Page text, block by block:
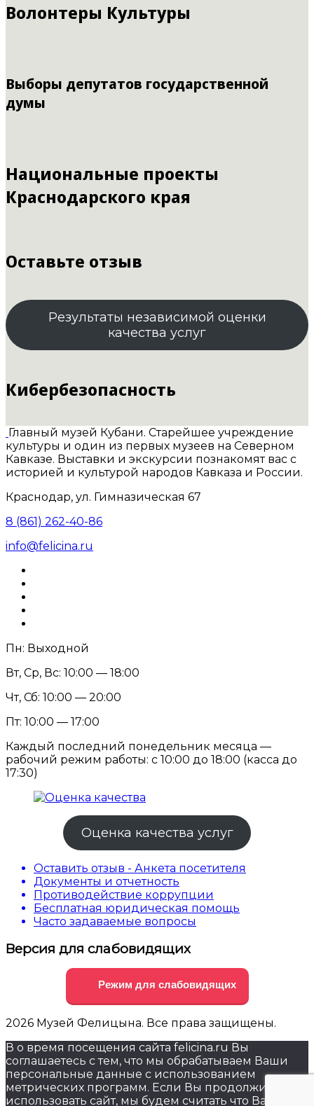
Волонтеры Культуры
Выборы депутатов государственной
думы
Национальные проекты
Краснодарского края
Оставьте отзыв
Результаты независимой оценки
качества услуг
Кибербезопасность
Главный музей Кубани. Старейшее учреждение
культуры и один из первых музеев на Северном
Кавказе. Выставки и экскурсии познакомят вас с
историей и культурой народов Кавказа и России.
Краснодар, ул. Гимназическая 67
8 (861) 262-40-86
info@felicina.ru
Пн: Выходной
Вт, Ср, Вс: 10:00 — 18:00
Чт, Сб: 10:00 — 20:00
Пт: 10:00 — 17:00
Каждый последний понедельник месяца —
рабочий режим работы: с 10:00 до 18:00 (касса до
17:30)
Оценка качества услуг
Оставить отзыв - Анкета посетителя
Документы и отчетность
Противодействие коррупции
Бесплатная юридическая помощь
Часто задаваемые вопросы
Версия для слабовидящих
Режим для слабовидящих
2026 Музей Фелицына. Все права защищены.
В о время посещения сайта felicina.ru Вы
соглашаетесь с тем, что мы обрабатываем Ваши
персональные данные с использованием
метрических программ. Если Вы продолжите
использовать сайт, мы будем считать что Вас это